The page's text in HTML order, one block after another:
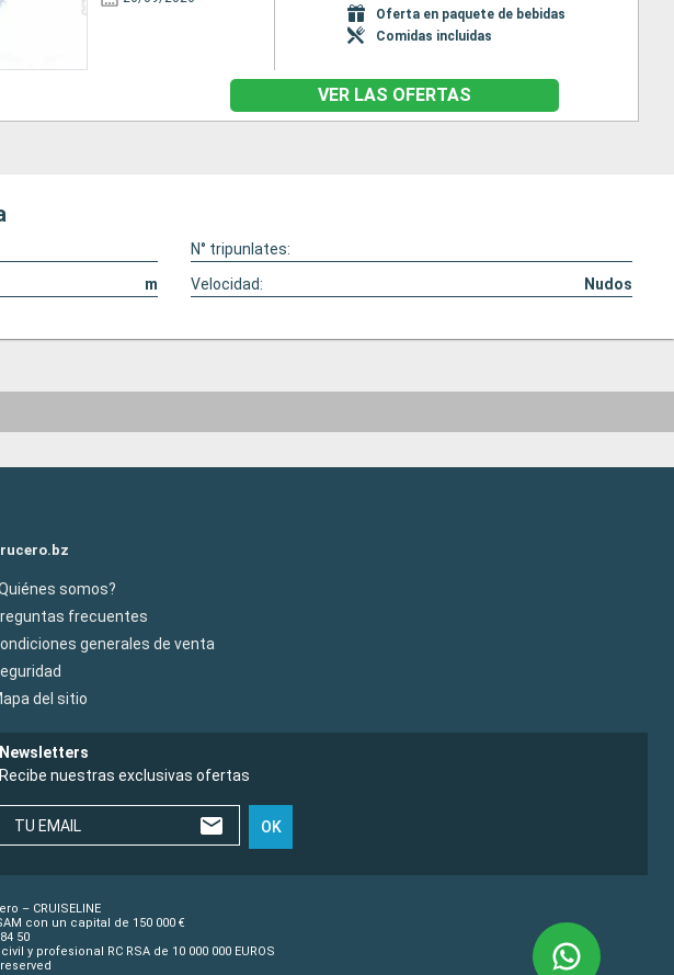
Oferta en paquete de bebidas
Comidas incluidas
VER LAS OFERTAS
N° tripunlates:
m Velocidad: Nudos
somos?
frecuentes
generales de venta
del sitio
Newsletters
Recibe nuestras exclusivas ofertas
TU EMAIL OK
– CRUISELINE
con un capital de 150 000 €
50
y profesional RC RSA de 10 000 000 EUROS